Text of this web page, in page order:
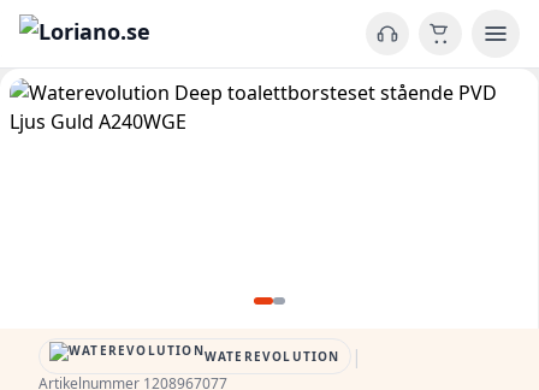
WATEREVOLUTION |
Artikelnummer 1208967077